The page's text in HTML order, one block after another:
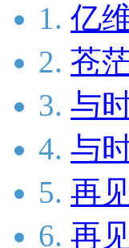
1. 亿
2. 苍
3. 与
4. 与
5. 再
6. 再